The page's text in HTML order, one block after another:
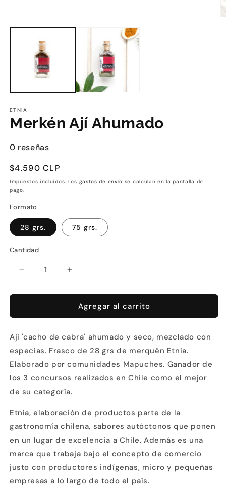
ETNIA
Merkén Ají Ahumado
0 reseñas
Precio
habitual
$4.590 CLP
Impuestos incluidos. Los gastos de envío se calculan en la pantalla de
pago.
Formato
28 grs. 75 grs.
Cantidad
Reducir
cantidad
para
Ají
Aumentar
cantidad
para
Merkén
Ají
Agregar al carrito
Aji 'cacho de cabra' ahumado y seco, mezclado con
especias. Frasco de 28 grs de merquén Etnia.
Elaborado por comunidades Mapuches. Ganador de
los 3 concursos realizados en Chile como el mejor
de su categoría.
Etnia, elaboración de productos parte de la
gastronomía chilena, sabores autóctonos que ponen
en un lugar de excelencia a Chile. Además es una
marca que trabaja bajo el concepto de comercio
justo con productores indígenas, micro y pequeñas
empresas a lo largo de todo el país.